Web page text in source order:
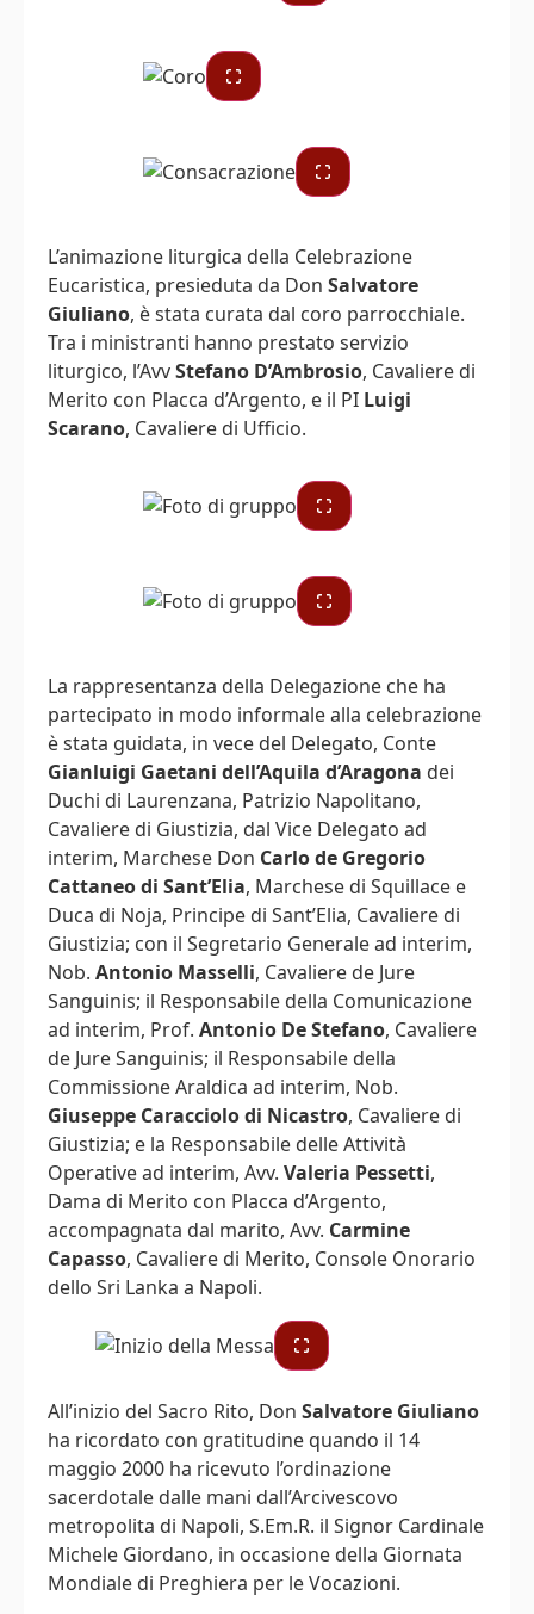
L’animazione liturgica della Celebrazione
Eucaristica, presieduta da Don Salvatore
Giuliano, è stata curata dal coro parrocchiale.
Tra i ministranti hanno prestato servizio
liturgico, l’AvvStefano D’Ambrosio, Cavaliere di
Merito con Placca d’Argento, e il PI Luigi
Scarano, Cavaliere di Ufficio.
La rappresentanza della Delegazione che ha
partecipato in modo informale alla celebrazione
è stata guidata, in vece del Delegato, Conte
Gianluigi Gaetani dell’Aquila d’Aragona dei
Duchi di Laurenzana, Patrizio Napolitano,
Cavaliere di Giustizia, dal Vice Delegato ad
interim, Marchese Don Carlo de Gregorio
Cattaneo di Sant’Elia, Marchese di Squillace e
Duca di Noja, Principe di Sant’Elia, Cavaliere di
Giustizia; con il Segretario Generale ad interim,
Nob. Antonio Masselli, Cavaliere de Jure
Sanguinis; il Responsabile della Comunicazione
ad interim, Prof. Antonio De Stefano, Cavaliere
de Jure Sanguinis; il Responsabile della
Commissione Araldica ad interim, Nob.
Giuseppe Caracciolo di Nicastro, Cavaliere di
Giustizia; e la Responsabile delle Attività
Operative ad interim, Avv. Valeria Pessetti,
Dama di Merito con Placca d’Argento,
accompagnata dal marito, Avv. Carmine
Capasso, Cavaliere di Merito, Console Onorario
dello Sri Lanka a Napoli.
All’inizio del Sacro Rito, Don Salvatore Giuliano
ha ricordato con gratitudine quando il 14
maggio 2000 ha ricevuto l’ordinazione
sacerdotale dalle mani dall’Arcivescovo
metropolita di Napoli, S.Em.R. il Signor Cardinale
Michele Giordano, in occasione della Giornata
Mondiale di Preghiera per le Vocazioni.